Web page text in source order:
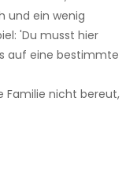
und ein wenig
'Du musst hier
auf eine bestimmte
Familie nicht bereut,